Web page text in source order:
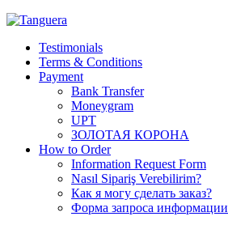
Testimonials
Terms & Conditions
Payment
Bank Transfer
Moneygram
UPT
ЗОЛОТАЯ КОРОНА
How to Order
Information Request Form
Nasıl Sipariş Verebilirim?
Как я могу сделать заказ?
Форма запроса информации